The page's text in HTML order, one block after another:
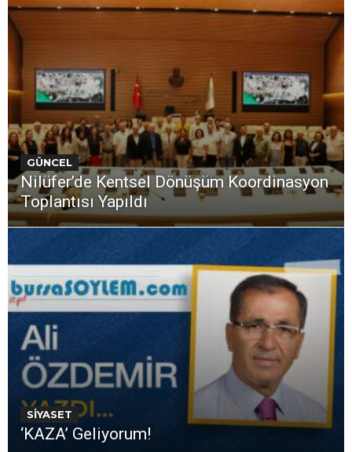
GÜNCEL
Nilüfer’de Kentsel Dönüşüm Koordinasyon
Toplantısı Yapıldı
SİYASET
‘KAZA’ Geliyorum!